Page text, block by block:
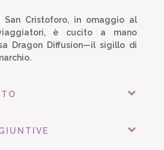
Cristoforo, in omaggio al
è cucito a mano
Dragon Diffusion—il sigillo di